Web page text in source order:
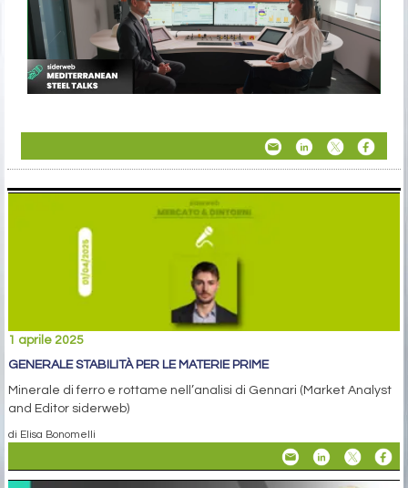
1 aprile 2025
GENERALE STABILITÀ PER LE MATERIE PRIME
Minerale di ferro e rottame nell’analisi di Gennari (Market Analyst
and Editor siderweb)
di Elisa Bonomelli